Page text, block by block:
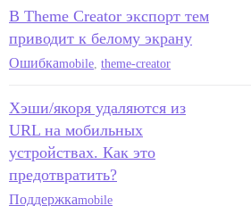
В Theme Creator экспорт тем
приводит к белому экрану
Ошибкаmobile theme-creator
Хэши/якоря удаляются из
URL на мобильных
устройствах. Как это
предотвратить?
Поддержкаmobile